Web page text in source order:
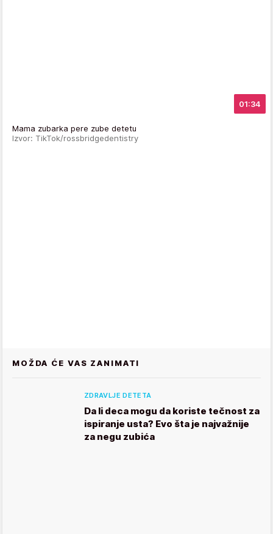
01:34
Mama zubarka pere zube detetu
Izvor: TikTok/rossbridgedentistry
MOŽDA ĆE VAS ZANIMATI
ZDRAVLJE DETETA
Da li deca mogu da koriste tečnost za
ispiranje usta? Evo šta je najvažnije
za negu zubića